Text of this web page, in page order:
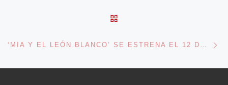
‘MIA Y EL LEÓN BLANCO’ SE ESTRENA EL 12 DE ABRIL